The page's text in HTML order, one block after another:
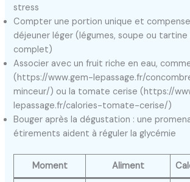
stress
Compter une portion unique et
déjeuner léger (légumes, soupe ou tartine
complet)
Associer avec un fruit riche en eau,
(https://www.gem-lepassage.fr/
minceur/) ou la tomate cerise (https://
lepassage.fr/calories-tomate-cerise/)
Bouger après la dégustation : une
étirements aident à réguler la glycémie
Moment Aliment